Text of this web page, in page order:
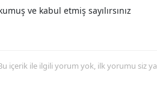
ve kabul etmiş sayılırsınız
içerik ile ilgili yorum yok, ilk yorumu siz